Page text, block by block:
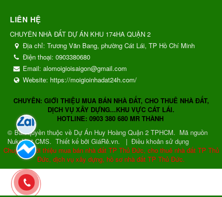
LIÊN HỆ
CHUYÊN NHÀ ĐẤT DỰ ÁN KHU 174HA QUẬN 2
Địa chỉ: Trương Văn Bang, phường Cát Lái, TP Hồ Chí Minh
Điện thoại: 0903380680
Email: alomoigioisaigon@gmail.com
Website: https://moigioinhadat24h.com/
CHUYÊN: GIỚI THIỆU MUA BÁN NHÀ ĐẤT, CHO THUÊ NHÀ ĐẤT,
DỊCH VỤ XÂY DỰNG...KHU VỰC CÁT LÁI.
HOTLINE: 0903 380 680 MR THÀNH
© Bản quyền thuộc về Dự Án Huy Hoàng Quận 2 TPHCM. Mã nguồn
NukeViet CMS. Thiết kế bởi GiáRẻ.vn. | Điều khoản sử dụng
Chuyên: Giới thiệu mua bán nhà đất TP Thủ Đức, cho thuê nhà đất TP Thủ
Đức, dịch vụ xây dựng, hồ sơ nhà đất TP Thủ Đức.